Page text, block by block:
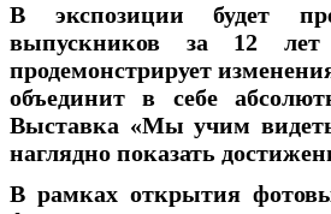
В экспозиции будет
выпускников за 12 лет
продемонстрирует
объединит в себе
Выставка «Мы учим
наглядно показать
В рамках открытия